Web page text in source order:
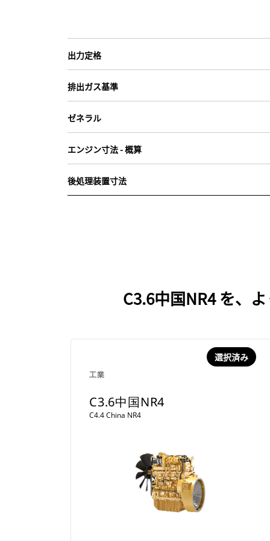
出力定格
排出ガス基準
ゼネラル
エンジン寸法 - 概算
後処理装置寸法
C3.6中国NR4 を、
工業
選択済み
C3.6中国NR4
C4.4 China NR4